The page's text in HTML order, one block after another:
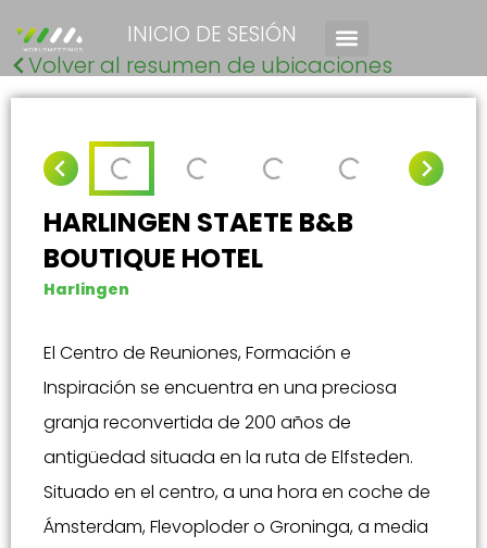
INICIO DE SESIÓN
Volver al resumen de ubicaciones
HARLINGEN STAETE B&B
BOUTIQUE HOTEL
Harlingen
El Centro de Reuniones, Formación e
Inspiración se encuentra en una preciosa
granja reconvertida de 200 años de
antigüedad situada en la ruta de Elfsteden.
Situado en el centro, a una hora en coche de
Ámsterdam, Flevoploder o Groninga, a media